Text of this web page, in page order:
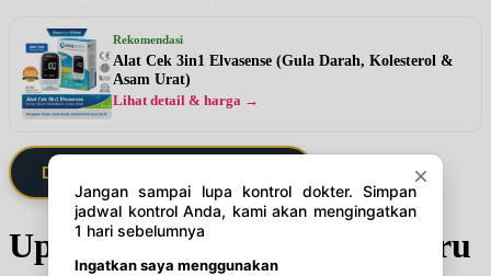
Rekomendasi
Alat Cek 3in1 Elvasense (Gula Darah, Kolesterol &
Asam Urat)
Lihat detail & harga →
Daftarkan Saya via Member VIP
Update Jadwal Dokter terbaru